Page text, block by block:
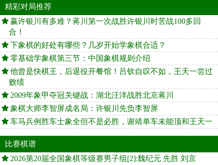
精彩对局推荐
赢许银川有多难？蒋川第一次战胜许银川时苦战100多回
合！
下象棋的好处有哪些？几岁开始学象棋合适？
零基础学象棋第三节：中国象棋规则介绍
他曾是快棋王，后退役开餐馆！吕钦自叹不如，王天一尝过
败绩
2009年象甲夺冠关键战：湖北汪洋战胜北京蒋川
象棋大师李智屏成名局：许银川先负李智屏
车马兵例胜车士象全但不是必胜，谢靖单车未能顶和王天一
比赛棋谱
2026第20届全国象棋等级赛男子组[2]:魏纪元 先胜 刘京